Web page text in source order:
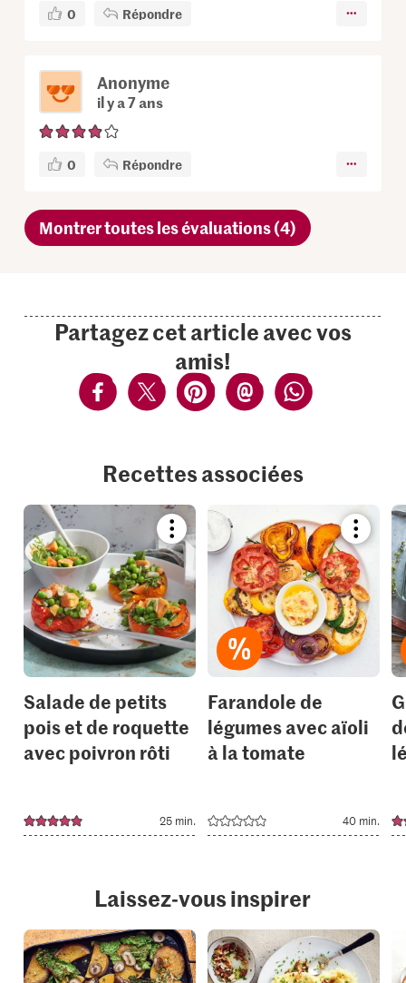
0 Répondre
Anonyme
il y a 7 ans
0 Répondre
Montrer toutes les évaluations (4)
Partagez cet article avec vos
amis!
Recettes associées
Bookmark
recipe
or
add
to
your
collections.
Salade de petits
pois et de roquette
avec poivron rôti
25 min.
recipe
or
add
it
to
your
Farandole de
légumes avec aïoli
à la tomate
40 min.
Laissez-vous inspirer